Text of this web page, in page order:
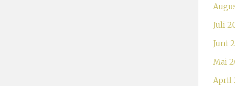
Juli
Juni
Mai
April